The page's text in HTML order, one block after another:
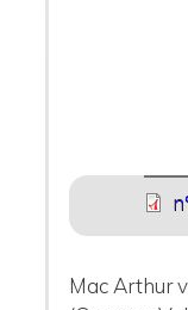
Mac Arthur